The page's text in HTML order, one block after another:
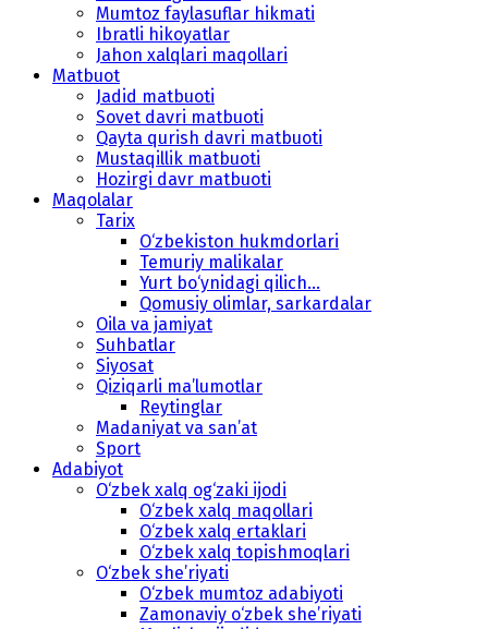
Mumtoz faylasuflar hikmati
Ibratli hikoyatlar
Jahon xalqlari maqollari
Matbuot
Jadid matbuoti
Sovet davri matbuoti
Qayta qurish davri matbuoti
Mustaqillik matbuoti
Hozirgi davr matbuoti
Maqolalar
Tarix
O‘zbekiston hukmdorlari
Temuriy malikalar
Yurt bo‘ynidagi qilich...
Qomusiy olimlar, sarkardalar
Oila va jamiyat
Suhbatlar
Siyosat
Qiziqarli ma’lumotlar
Reytinglar
Madaniyat va san’at
Sport
Adabiyot
O‘zbek xalq og‘zaki ijodi
O‘zbek xalq maqollari
O‘zbek xalq ertaklari
O‘zbek xalq topishmoqlari
O‘zbek she’riyati
O‘zbek mumtoz adabiyoti
Zamonaviy o‘zbek she’riyati